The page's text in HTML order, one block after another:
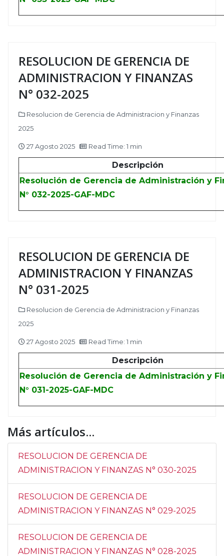
RESOLUCION DE GERENCIA DE
ADMINISTRACION Y FINANZAS
N° 032-2025
Resolucion de Gerencia de Administracion y Finanzas
2025
27 Agosto 2025 Read Time: 1 min
Descripción
Resolución de Gerencia de Administración y
N° 032-2025-GAF-MDC
RESOLUCION DE GERENCIA DE
ADMINISTRACION Y FINANZAS
N° 031-2025
Resolucion de Gerencia de Administracion y Finanzas
2025
27 Agosto 2025 Read Time: 1 min
Descripción
Resolución de Gerencia de Administración y
N° 031-2025-GAF-MDC
Más artículos...
RESOLUCION DE GERENCIA DE
ADMINISTRACION Y FINANZAS N° 030-2025
RESOLUCION DE GERENCIA DE
ADMINISTRACION Y FINANZAS N° 029-2025
RESOLUCION DE GERENCIA DE
ADMINISTRACION Y FINANZAS N° 028-2025